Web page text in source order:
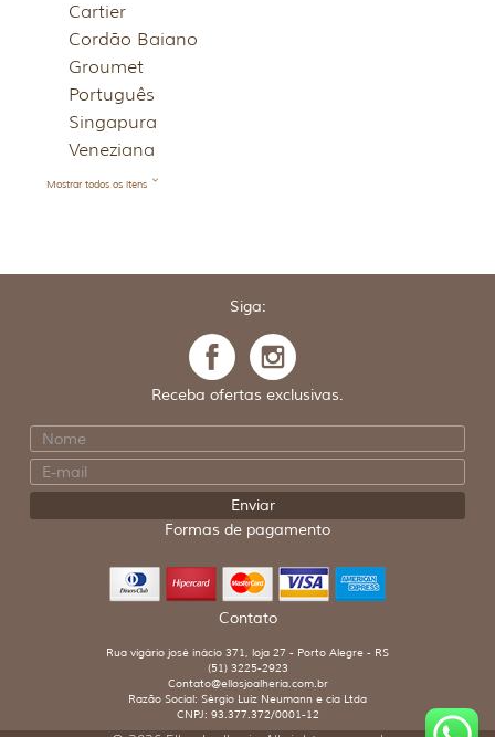
Cartier
Cordão Baiano
Groumet
Português
Singapura
Veneziana
Mostrar todos os itens
Siga:
Receba ofertas exclusivas.
Formas de pagamento
Contato
Rua vigário josé inácio 371, loja 27 - Porto Alegre - RS
(51) 3225-2923
Contato@ellosjoalheria.com.br
Razão Social: Sérgio Luiz Neumann e cia Ltda
CNPJ: 93.377.372/0001-12